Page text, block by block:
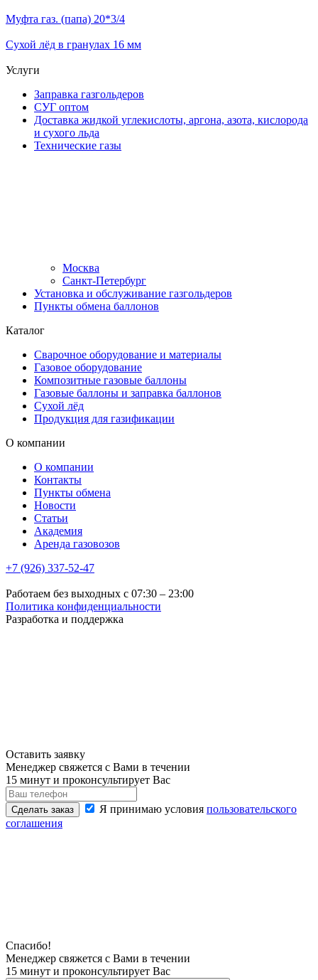
Муфта газ. (папа) 20*3/4
Сухой лёд в гранулах 16 мм
Услуги
Заправка газгольдеров
СУГ оптом
Доставка жидкой углекислоты, аргона, азота, кислорода
и сухого льда
Технические газы
Москва
Санкт-Петербург
Установка и обслуживание газгольдеров
Пункты обмена баллонов
Каталог
Сварочное оборудование и материалы
Газовое оборудование
Композитные газовые баллоны
Газовые баллоны и заправка баллонов
Сухой лёд
Продукция для газификации
О компании
О компании
Контакты
Пункты обмена
Новости
Статьи
Академия
Аренда газовозов
+7 (926) 337-52-47
Работаем без выходных с 07:30 – 23:00
Политика конфиденциальности
Разработка и поддержка
Оставить заявку
Менеджер свяжется с Вами в течении
15 минут и проконсультирует Вас
Сделать заказ Я принимаю условия пользовательского
соглашения
Спасибо!
Менеджер свяжется с Вами в течении
15 минут и проконсультирует Вас